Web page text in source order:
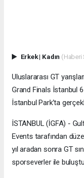
Erkek| Kadın (Haberi
Uluslararası GT
Grand Finals İstanbul
İstanbul Park’ta
İSTANBUL (İGFA) -
Events tarafından
yıl aradan sonra GT
sporseverler ile